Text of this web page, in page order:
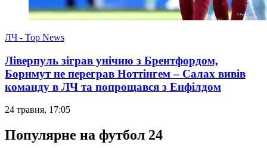
ЛЧ - Top News
Ліверпуль зіграв унічию з Брентфордом,
Борнмут не переграв Ноттінгем – Салах вивів
команду в ЛЧ та попрощався з Енфілдом
24 травня, 17:05
Популярне на футбол 24